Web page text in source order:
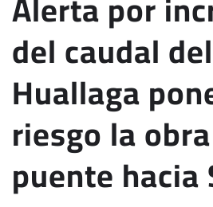
del caudal
Huallaga
riesgo la
puente hacia